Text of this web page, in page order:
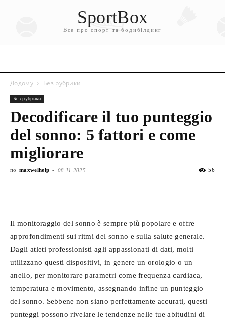
SportBox
Все про спорт та бодибілдинг
Додому Без рубрики
Без рубрики
Decodificare il tuo punteggio
del sonno: 5 fattori e come
migliorare
по maxwelhelp - 08.11.2025 56
Il monitoraggio del sonno è sempre più popolare e offre
approfondimenti sui ritmi del sonno e sulla salute generale.
Dagli atleti professionisti agli appassionati di dati, molti
utilizzano questi dispositivi, in genere un orologio o un
anello, per monitorare parametri come frequenza cardiaca,
temperatura e movimento, assegnando infine un punteggio
del sonno. Sebbene non siano perfettamente accurati, questi
punteggi possono rivelare le tendenze nelle tue abitudini di